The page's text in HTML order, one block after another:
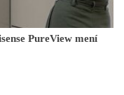
PureView mení